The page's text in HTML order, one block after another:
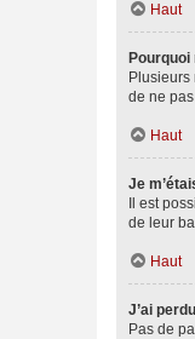
Haut
Plusieurs
de ne
Haut
Je
Il est
de leur
Haut
J’ai
Pas de